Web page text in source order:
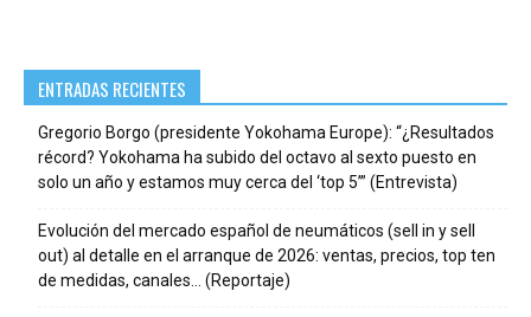
ENTRADAS RECIENTES
Gregorio Borgo (presidente Yokohama Europe): “¿Resultados
récord? Yokohama ha subido del octavo al sexto puesto en
solo un año y estamos muy cerca del ‘top 5’” (Entrevista)
Evolución del mercado español de neumáticos (sell in y sell
out) al detalle en el arranque de 2026: ventas, precios, top ten
de medidas, canales… (Reportaje)